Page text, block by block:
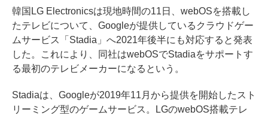
韓国LG Electronicsは現地時間の11日、webOSを搭載し
たテレビについて、Googleが提供しているクラウドゲー
ムサービス「Stadia」へ2021年後半にも対応すると発表
した。これにより、同社はwebOSでStadiaをサポートす
る最初のテレビメーカーになるという。
Stadiaは、Googleが2019年11月から提供を開始したスト
リーミング型のゲームサービス。LGのwebOS搭載テレ